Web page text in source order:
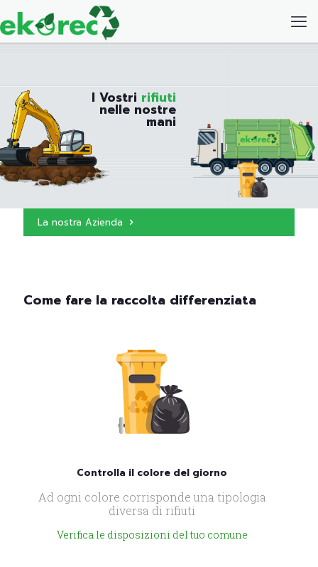
I Vostri rifiuti
nelle nostre
mani
La nostra Azienda
Come fare la raccolta differenziata
Controlla il colore del giorno
Ad ogni colore corrisponde una tipologia
diversa di rifiuti
Verifica le disposizioni del tuo comune